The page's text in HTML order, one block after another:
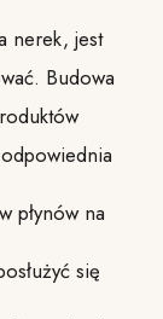
nerek, jest
Budowa
płynów na
się